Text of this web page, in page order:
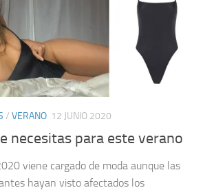
/ VERANO 12 JUNIO 2020
necesitas para este verano
viene cargado de moda aunque las
hayan visto afectados los